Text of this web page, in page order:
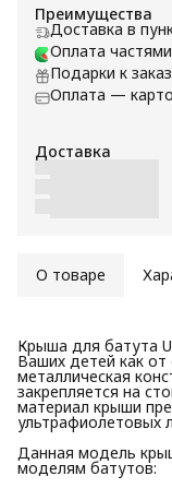
Преимущества
Доставка в
Оплата
Подарки к
Оплата —
Доставка
О товаре
Крыша для батута
Ваших детей как
металлическая
закрепляется на
материал крыши
ультрафиолетовых
Данная модель
моделям батутов: